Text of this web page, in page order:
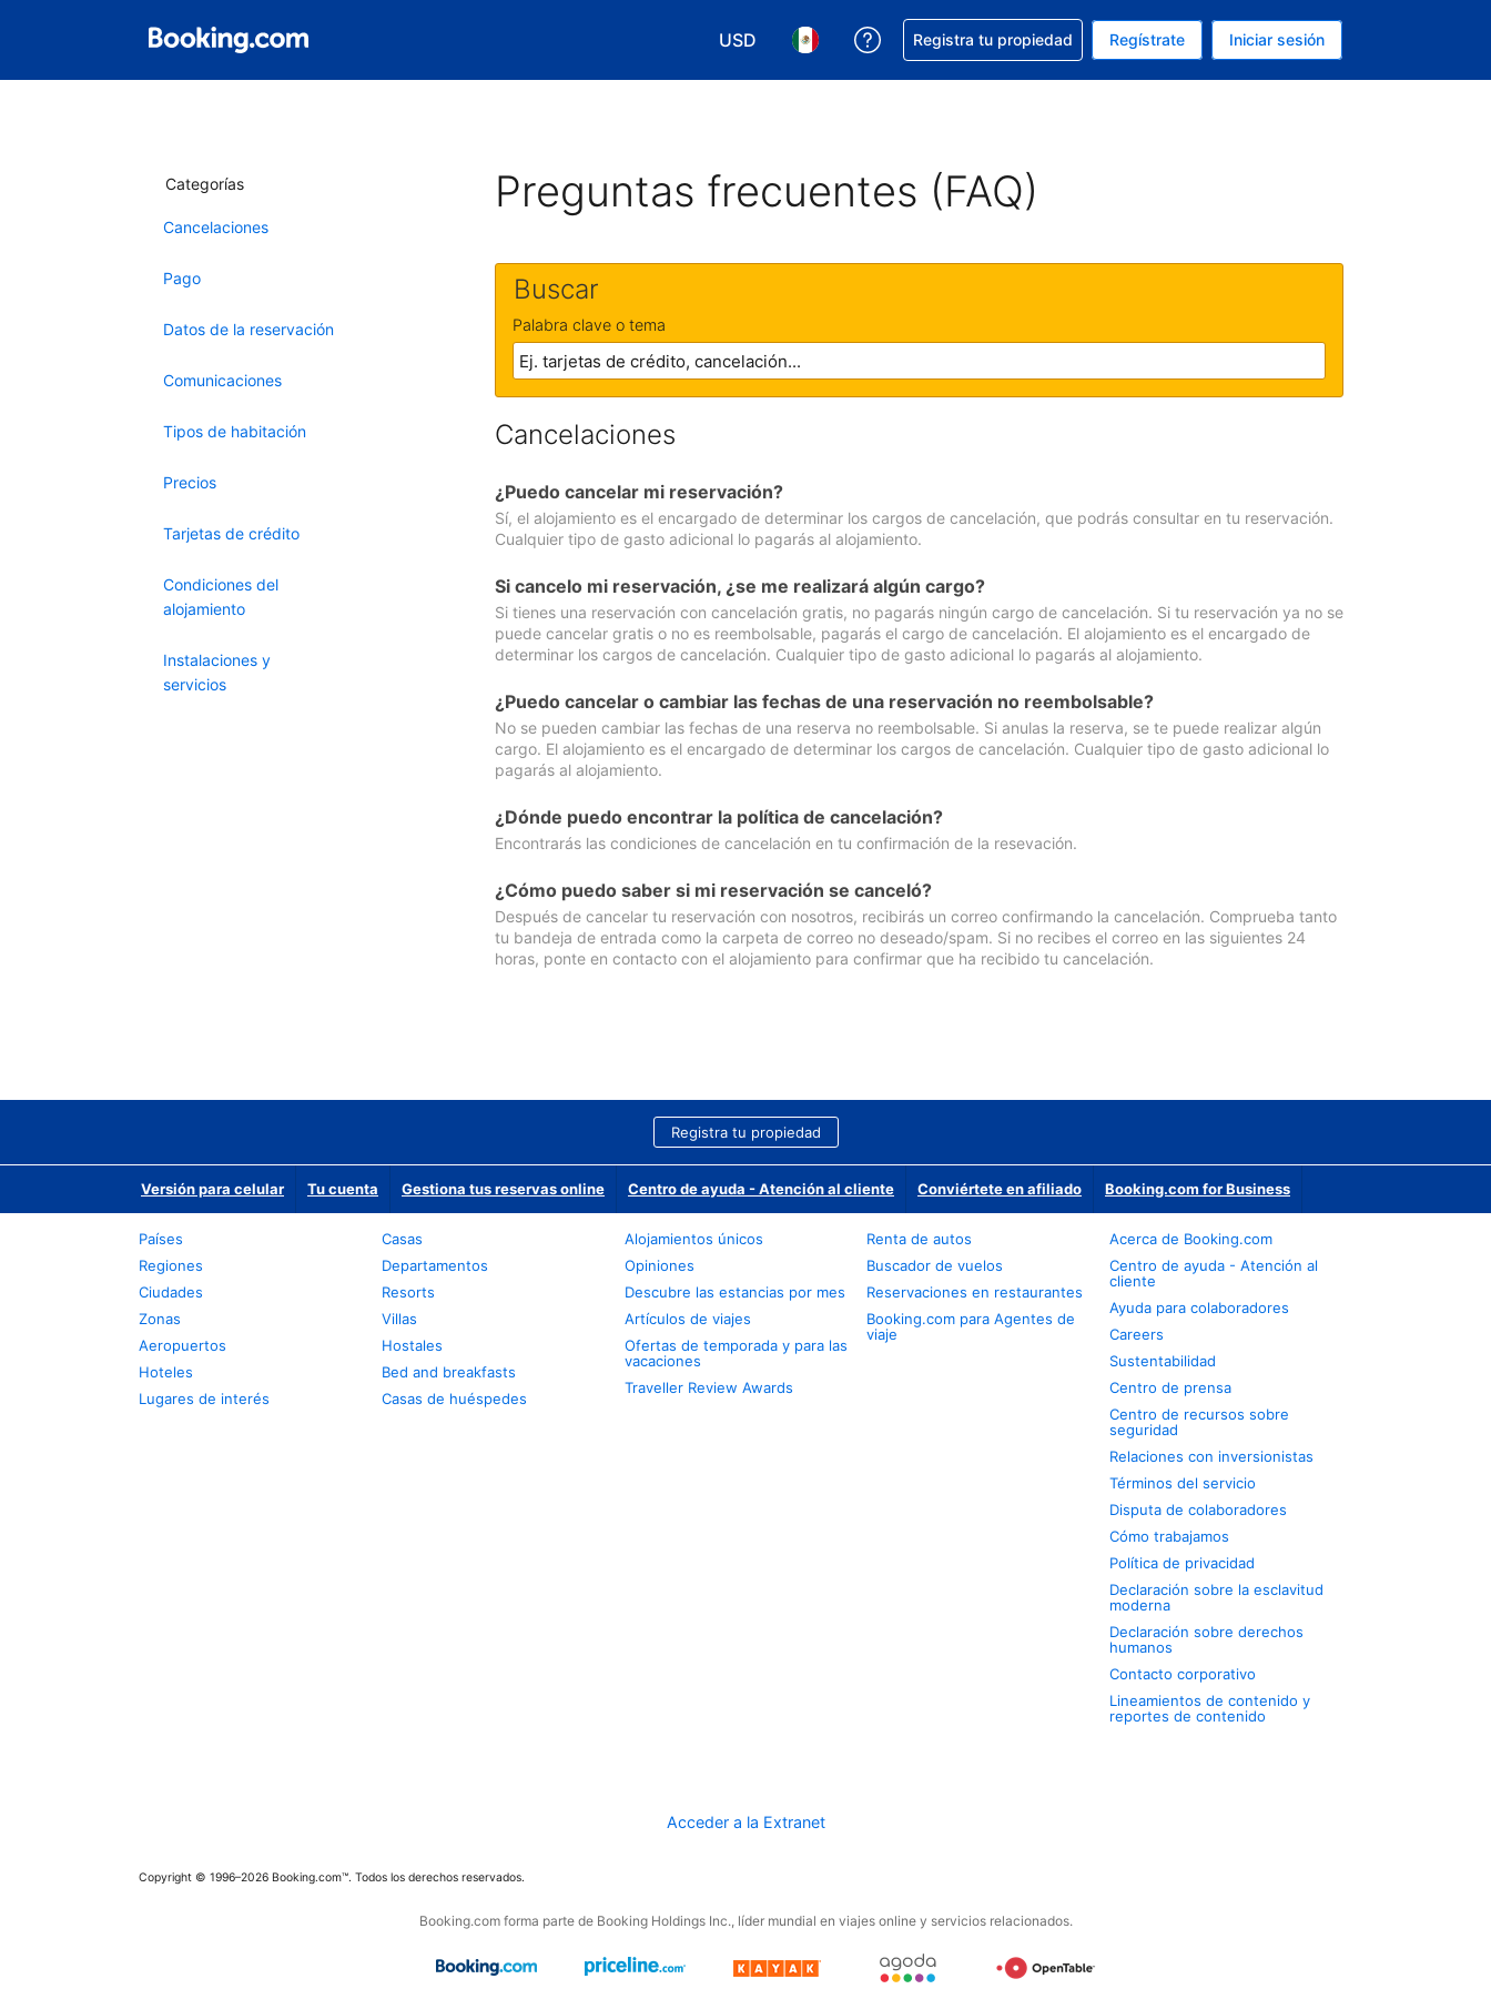
USD
Elegir tu moneda. Tu moneda actual es Dólar de EEUU
Elegir el idioma que prefieres. Tu idioma actual es Español (México)
Obtener ayuda con la reservación
Registra tu propiedad Regístrate Iniciar sesión
Categorías
Cancelaciones
Pago
Datos de la reservación
Comunicaciones
Tipos de habitación
Precios
Tarjetas de crédito
Condiciones del
alojamiento
Instalaciones y
servicios
Preguntas frecuentes (FAQ)
Buscar
Palabra clave o tema
Cancelaciones
¿Puedo cancelar mi reservación?
Sí, el alojamiento es el encargado de determinar los cargos de cancelación, que podrás consultar en tu reservación.
Cualquier tipo de gasto adicional lo pagarás al alojamiento.
Si cancelo mi reservación, ¿se me realizará algún cargo?
Si tienes una reservación con cancelación gratis, no pagarás ningún cargo de cancelación. Si tu reservación ya no se
puede cancelar gratis o no es reembolsable, pagarás el cargo de cancelación. El alojamiento es el encargado de
determinar los cargos de cancelación. Cualquier tipo de gasto adicional lo pagarás al alojamiento.
¿Puedo cancelar o cambiar las fechas de una reservación no reembolsable?
No se pueden cambiar las fechas de una reserva no reembolsable. Si anulas la reserva, se te puede realizar algún
cargo. El alojamiento es el encargado de determinar los cargos de cancelación. Cualquier tipo de gasto adicional lo
pagarás al alojamiento.
¿Dónde puedo encontrar la política de cancelación?
Encontrarás las condiciones de cancelación en tu confirmación de la resevación.
¿Cómo puedo saber si mi reservación se canceló?
Después de cancelar tu reservación con nosotros, recibirás un correo confirmando la cancelación. Comprueba tanto
tu bandeja de entrada como la carpeta de correo no deseado/spam. Si no recibes el correo en las siguientes 24
horas, ponte en contacto con el alojamiento para confirmar que ha recibido tu cancelación.
Registra tu propiedad
Versión para celular Tu cuenta Gestiona tus reservas online Centro de ayuda - Atención al cliente Conviértete en afiliado Booking.com for Business
Países
Regiones
Ciudades
Zonas
Aeropuertos
Hoteles
Lugares de interés
Casas
Departamentos
Resorts
Villas
Hostales
Bed and breakfasts
Casas de huéspedes
Alojamientos únicos
Opiniones
Descubre las estancias por mes
Artículos de viajes
Ofertas de temporada y para las
vacaciones
Traveller Review Awards
Renta de autos
Buscador de vuelos
Reservaciones en restaurantes
Booking.com para Agentes de
viaje
Acerca de Booking.com
Centro de ayuda - Atención al
cliente
Ayuda para colaboradores
Careers
Sustentabilidad
Centro de prensa
Centro de recursos sobre
seguridad
Relaciones con inversionistas
Términos del servicio
Disputa de colaboradores
Cómo trabajamos
Política de privacidad
Declaración sobre la esclavitud
moderna
Declaración sobre derechos
humanos
Contacto corporativo
Lineamientos de contenido y
reportes de contenido
Acceder a la Extranet
Copyright © 1996–2026 Booking.com™. Todos los derechos reservados.
Booking.com forma parte de Booking Holdings Inc., líder mundial en viajes online y servicios relacionados.